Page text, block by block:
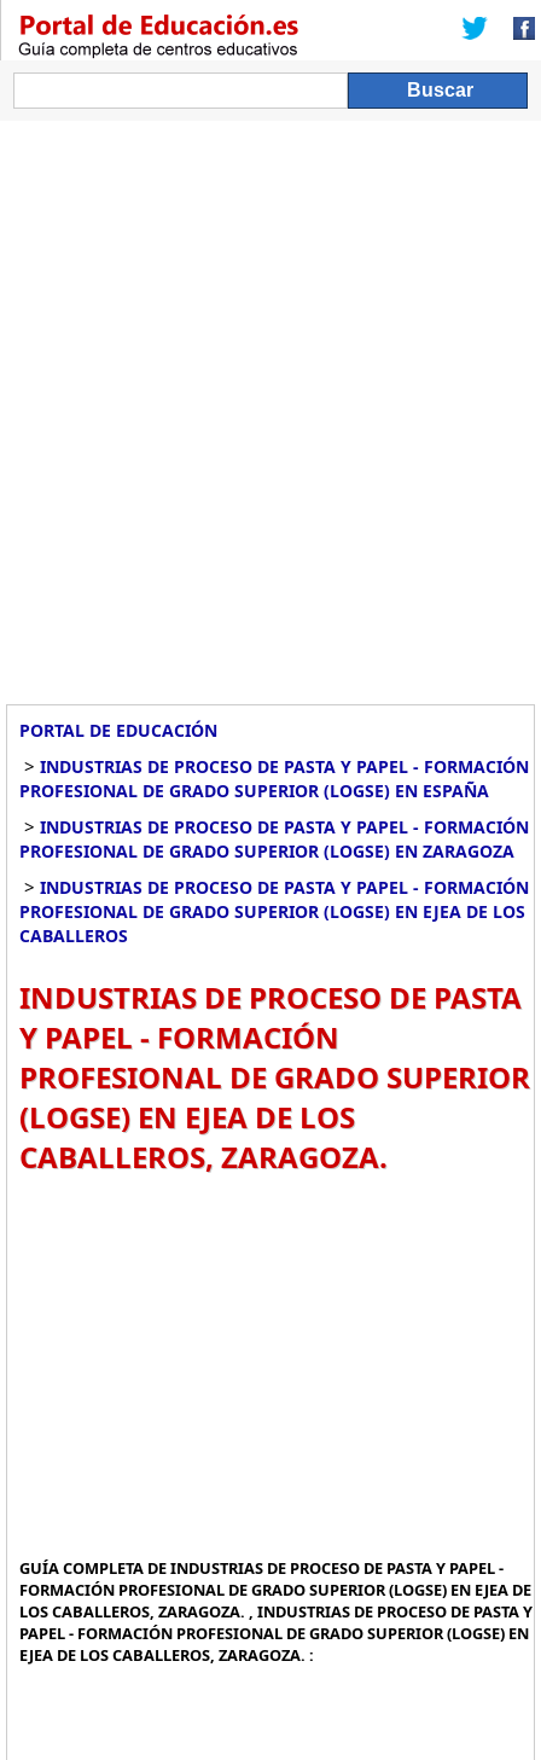
PORTAL DE EDUCACIÓN
> INDUSTRIAS DE PROCESO DE PASTA Y PAPEL - FORMACIÓN
PROFESIONAL DE GRADO SUPERIOR (LOGSE) EN ESPAÑA
> INDUSTRIAS DE PROCESO DE PASTA Y PAPEL - FORMACIÓN
PROFESIONAL DE GRADO SUPERIOR (LOGSE) EN ZARAGOZA
> INDUSTRIAS DE PROCESO DE PASTA Y PAPEL - FORMACIÓN
PROFESIONAL DE GRADO SUPERIOR (LOGSE) EN EJEA DE LOS
CABALLEROS
INDUSTRIAS DE PROCESO DE PASTA
Y PAPEL - FORMACIÓN
PROFESIONAL DE GRADO SUPERIOR
(LOGSE) EN EJEA DE LOS
CABALLEROS, ZARAGOZA.
GUÍA COMPLETA DE INDUSTRIAS DE PROCESO DE PASTA Y PAPEL -
FORMACIÓN PROFESIONAL DE GRADO SUPERIOR (LOGSE) EN EJEA DE
LOS CABALLEROS, ZARAGOZA. , INDUSTRIAS DE PROCESO DE PASTA Y
PAPEL - FORMACIÓN PROFESIONAL DE GRADO SUPERIOR (LOGSE) EN
EJEA DE LOS CABALLEROS, ZARAGOZA. :